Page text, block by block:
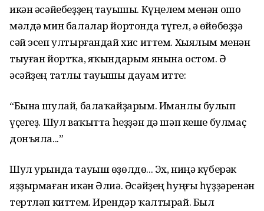
икән әсәйебеҙҙең тауышы. Күңелем менән ошо
мәлдә мин балалар йортонда түгел, ә өйөбөҙҙә
сәй эсеп ултырғандай хис иттем. Хыялым менән
тыуған йортҡа, яҡындарым янына остом. Ә
әсәйҙең татлы тауышы дауам итте:
“Бына шулай, балаҡайҙарым. Иманлы булып
үҫегеҙ. Шул ваҡытта һеҙҙән дә шәп кеше булмаҫ
донъяла...”
Шул урында тауыш өҙөлдө... Эх, ниңә күберәк
яҙҙырмаған икән Әлиә. Әсәйҙең һуңғы һүҙҙәренән
тертләп киттем. Ирендәр ҡалтырай. Был